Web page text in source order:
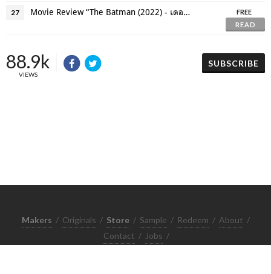
27 Movie Review “The Batman (2022) - เดอะแบทแมน
FREE
READ
88.9k
VIEWS
SUBSCRIBE
Makers / Originals / Store / Sample / Redeem / About /
Contact / Jobs /